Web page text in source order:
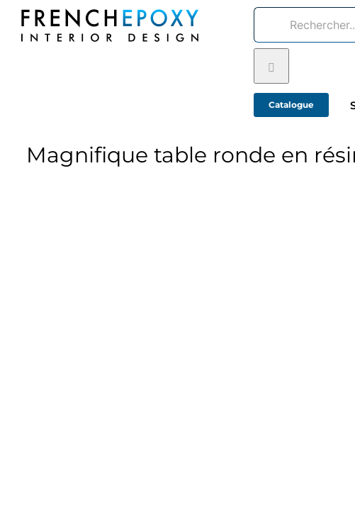
Passer
contenu
Rechercher:
Catalogue
Magnifique table ronde en